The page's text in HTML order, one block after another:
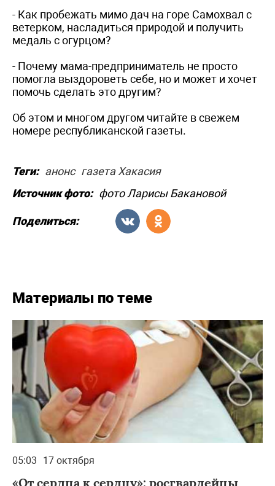
- Как пробежать мимо дач на горе Самохвал с
ветерком, насладиться природой и получить
медаль с огурцом?
- Почему мама-предприниматель не просто
помогла выздороветь себе, но и может и хочет
помочь сделать это другим?
Об этом и многом другом читайте в свежем
номере республиканской газеты.
Теги: анонс газета Хакасия
Источник фото: фото Ларисы Бакановой
Поделиться:
Материалы по теме
05:03 17 октября
«От сердца к сердцу»: росгвардейцы